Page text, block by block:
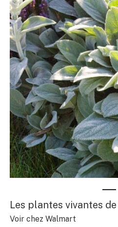
Les plantes vivantes de
Voir chez Walmart